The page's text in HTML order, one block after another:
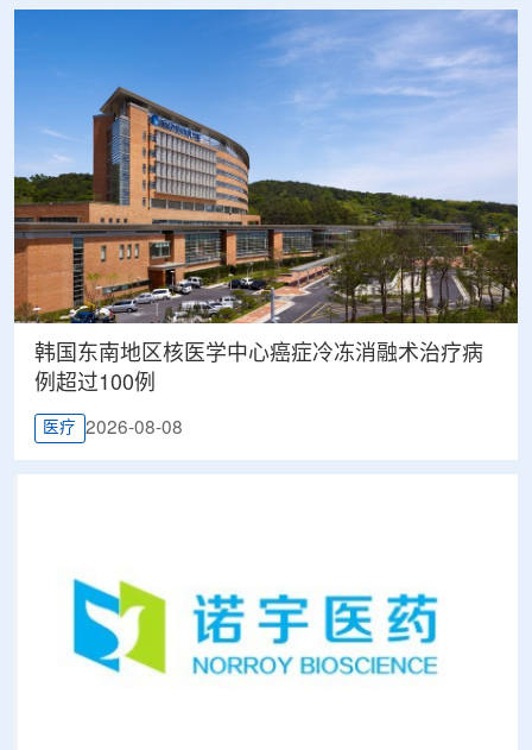
韩国东南地区核医学中心癌症冷冻消融术治疗病
例超过100例
医疗 2026-08-08